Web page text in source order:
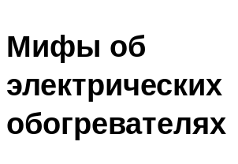
Мифы об
электрических
обогревателях